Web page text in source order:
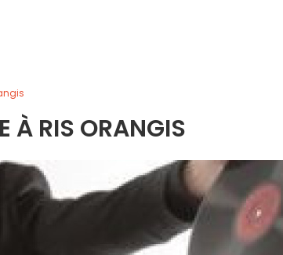
À RIS ORANGIS